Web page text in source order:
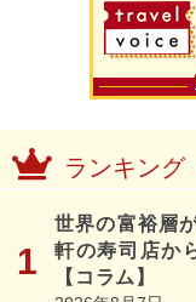
ランキング
世界の富裕層
軒の寿司店か
【コラム】